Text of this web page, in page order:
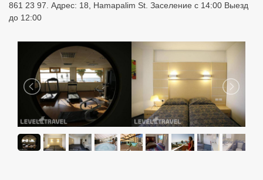
861 23 97. Адрес: 18, Hamapalim St. Заселение с 14:00 Выезд
до 12:00